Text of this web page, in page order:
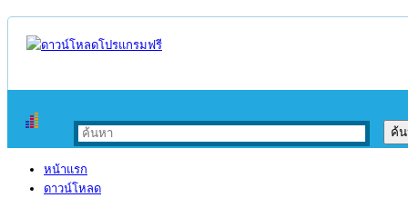
หน้าแรก
ดาวน์โหลด